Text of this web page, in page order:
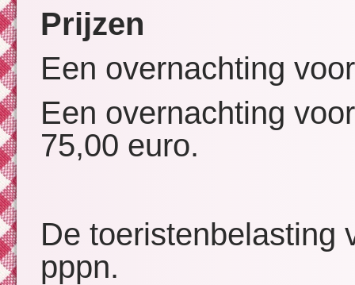
Prijzen
Een overnachting
Een overnachting
75,00 euro.
De toeristenbelasting
pppn.